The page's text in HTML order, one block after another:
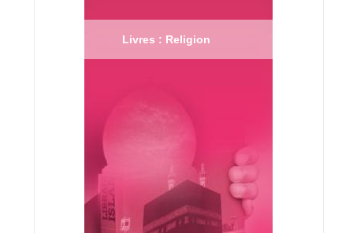
Livres : Religion